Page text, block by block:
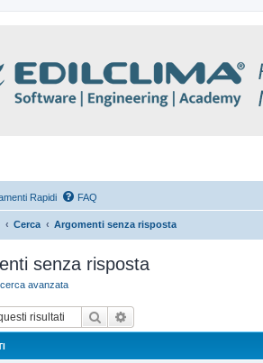
Rapidi FAQ
Cerca Argomenti senza risposta
senza risposta
avanzata
Cerca